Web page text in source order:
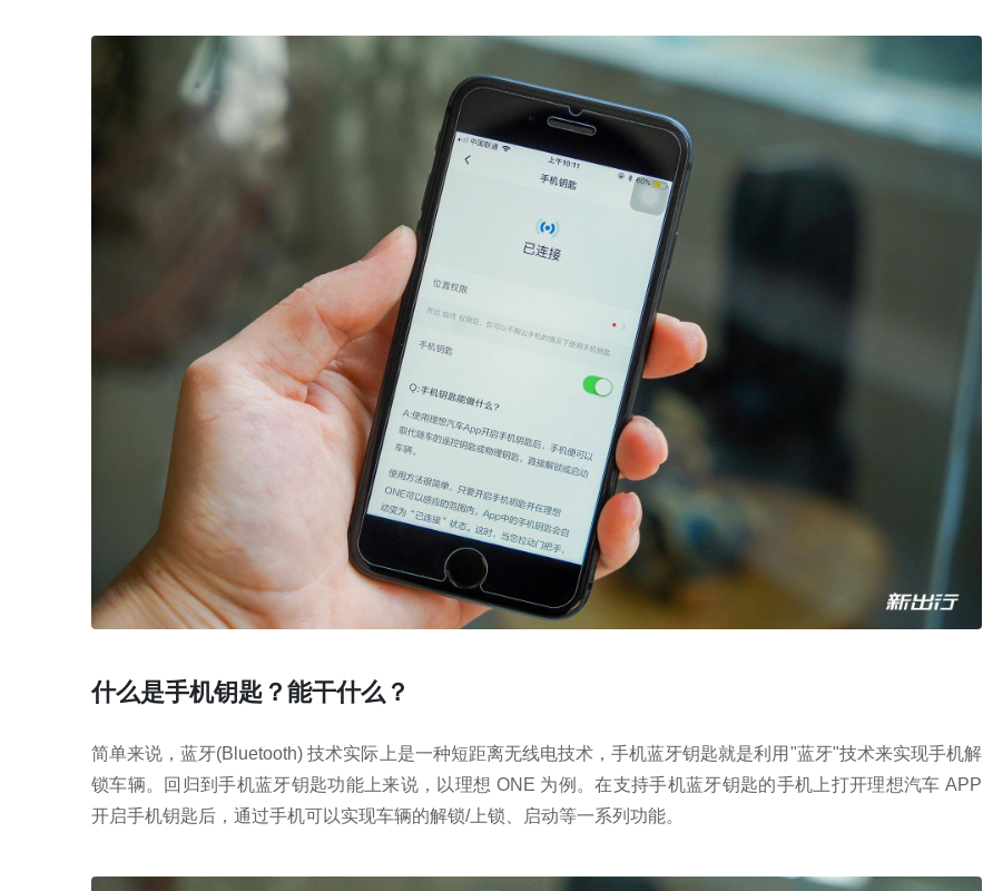
什么是手机钥匙？能干什么？
简单来说，蓝牙(Bluetooth) 技术实际上是一种短距离无线电技术，手机蓝牙钥匙就是利用"蓝牙"技术来实现手机解
锁车辆。回归到手机蓝牙钥匙功能上来说，以理想 ONE 为例。在支持手机蓝牙钥匙的手机上打开理想汽车 APP
开启手机钥匙后，通过手机可以实现车辆的解锁/上锁、启动等一系列功能。